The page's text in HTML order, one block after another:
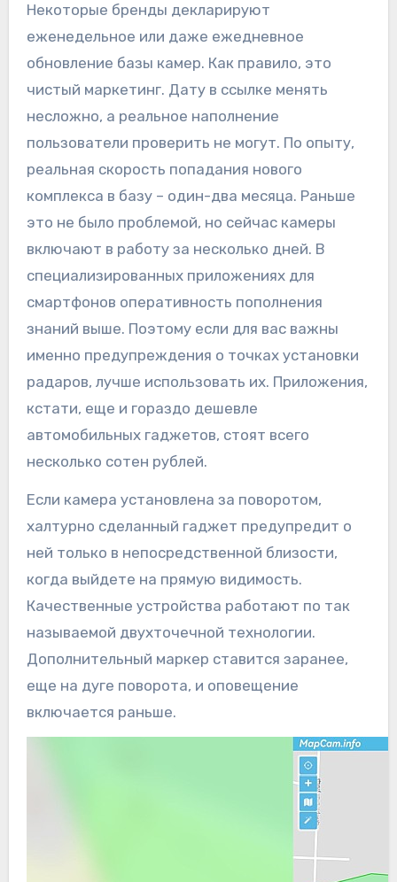
Некоторые бренды декларируют
еженедельное или даже ежедневное
обновление базы камер. Как правило, это
чистый маркетинг. Дату в ссылке менять
несложно, а реальное наполнение
пользователи проверить не могут. По опыту,
реальная скорость попадания нового
комплекса в базу – один-два месяца. Раньше
это не было проблемой, но сейчас камеры
включают в работу за несколько дней. В
специализированных приложениях для
смартфонов оперативность пополнения
знаний выше. Поэтому если для вас важны
именно предупреждения о точках установки
радаров, лучше использовать их. Приложения,
кстати, еще и гораздо дешевле
автомобильных гаджетов, стоят всего
несколько сотен рублей.
Если камера установлена за поворотом,
халтурно сделанный гаджет предупредит о
ней только в непосредственной близости,
когда выйдете на прямую видимость.
Качественные устройства работают по так
называемой двухточечной технологии.
Дополнительный маркер ставится заранее,
еще на дуге поворота, и оповещение
включается раньше.